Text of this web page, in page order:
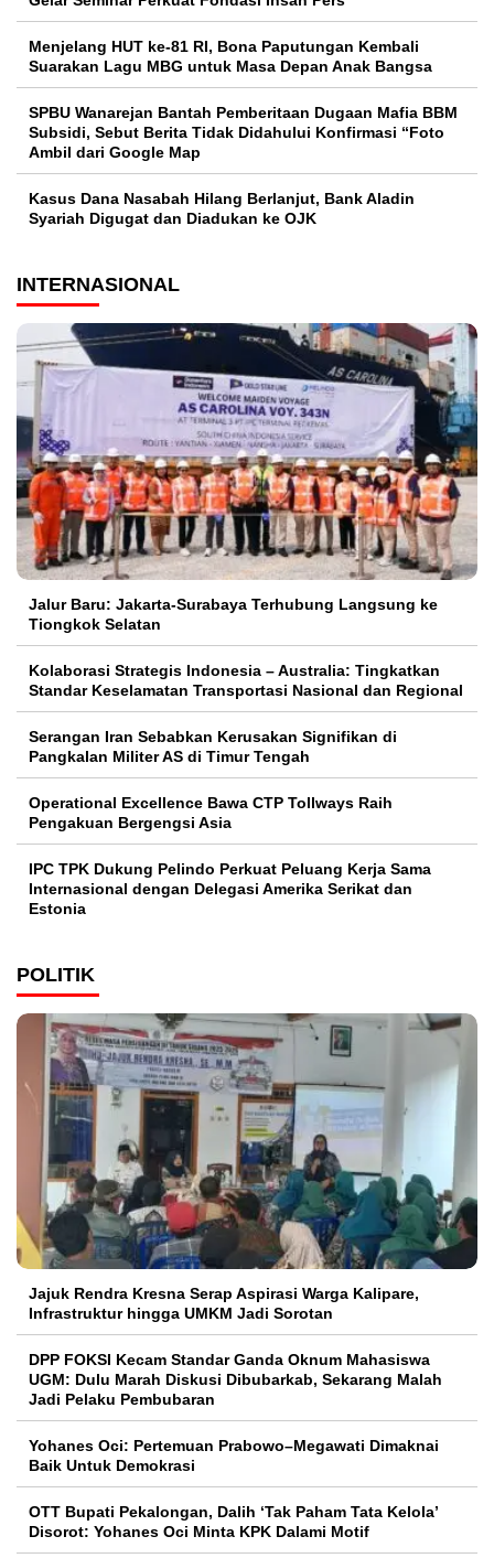
Menjelang HUT ke-81 RI, Bona Paputungan Kembali
Suarakan Lagu MBG untuk Masa Depan Anak Bangsa
SPBU Wanarejan Bantah Pemberitaan Dugaan Mafia BBM
Subsidi, Sebut Berita Tidak Didahului Konfirmasi “Foto
Ambil dari Google Map
Kasus Dana Nasabah Hilang Berlanjut, Bank Aladin
Syariah Digugat dan Diadukan ke OJK
INTERNASIONAL
Jalur Baru: Jakarta-Surabaya Terhubung Langsung ke
Tiongkok Selatan
Kolaborasi Strategis Indonesia – Australia: Tingkatkan
Standar Keselamatan Transportasi Nasional dan Regional
Serangan Iran Sebabkan Kerusakan Signifikan di
Pangkalan Militer AS di Timur Tengah
Operational Excellence Bawa CTP Tollways Raih
Pengakuan Bergengsi Asia
IPC TPK Dukung Pelindo Perkuat Peluang Kerja Sama
Internasional dengan Delegasi Amerika Serikat dan
Estonia
POLITIK
Jajuk Rendra Kresna Serap Aspirasi Warga Kalipare,
Infrastruktur hingga UMKM Jadi Sorotan
DPP FOKSI Kecam Standar Ganda Oknum Mahasiswa
UGM: Dulu Marah Diskusi Dibubarkab, Sekarang Malah
Jadi Pelaku Pembubaran
Yohanes Oci: Pertemuan Prabowo–Megawati Dimaknai
Baik Untuk Demokrasi
OTT Bupati Pekalongan, Dalih ‘Tak Paham Tata Kelola’
Disorot: Yohanes Oci Minta KPK Dalami Motif